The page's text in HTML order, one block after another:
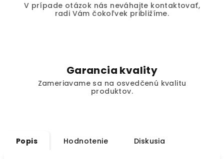
V prípade otázok nás neváhajte kontaktovať,
radi Vám čokoľvek približíme.
Garancia kvality
Zameriavame sa na osvedčenú kvalitu
produktov.
Popis Hodnotenie Diskusia